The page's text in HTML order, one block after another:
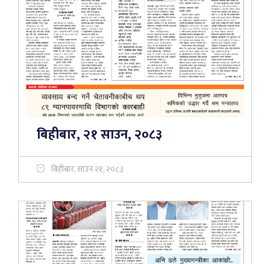
बिहीबार, २१ साउन, २०८३
बिहीबार, साउन २१, २०८३